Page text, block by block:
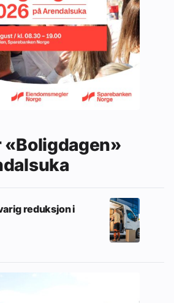
reduksjon i